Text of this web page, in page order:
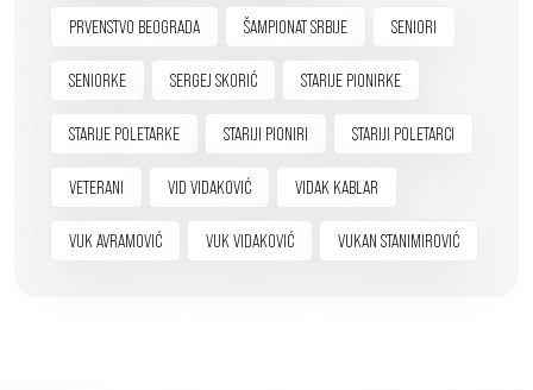
PRVENSTVO BEOGRADA ŠAMPIONAT SRBIJE SENIORI
SENIORKE SERGEJ SKORIĆ STARIJE PIONIRKE
STARIJE POLETARKE STARIJI PIONIRI STARIJI POLETARCI
VETERANI VID VIDAKOVIĆ VIDAK KABLAR
VUK AVRAMOVIĆ VUK VIDAKOVIĆ VUKAN STANIMIROVIĆ